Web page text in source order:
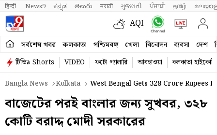
हिन्दी News9 ಕನ್ನಡ తెలుగు मराठी ગુજરાતી ਪੰਜਾਬੀ தமிழ்
AQI
সর্বশেষ খবর কলকাতা পশ্চিমবঙ্গ খেলা বিনোদন ব্যবসা দেশ
টিভি৯ Shorts VIDEO ফটো গ্যালারি আবহাওয়া
কলকাতা হাইকোর্ট
Bangla News
Kolkata West Bengal Gets 328 Crore Rupees
বাজেটের পরই বাংলার জন্য সুখবর, ৩২৮
কোটি বরাদ্দ মোদী সরকারের